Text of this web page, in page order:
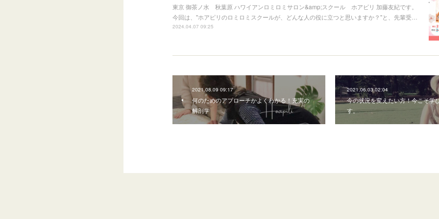
東京 御茶ノ水 秋葉原 ハワイアンロミロミサロン&amp;スクール ホアピリ 加藤友紀です。
今回は、"ホアピリのロミロミスクールが、どんな人の役に立つと思いますか？"と、先輩受…
2024.04.07 09:25
2021.08.09 09:17
何のためのアプローチかよくわかる！充実の
解剖学
2021.06.03 02:04
今の状況を変えたい方！今こそ学
す。